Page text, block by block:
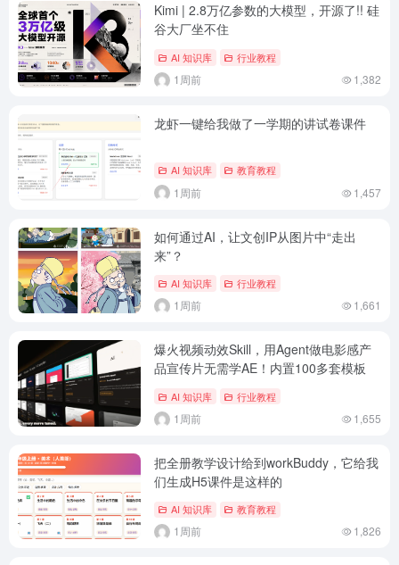
Kimi | 2.8万亿参数的大模型，开源了!! 硅
谷大厂坐不住
AI 知识库 行业教程
1周前 1,382
龙虾一键给我做了一学期的讲试卷课件
AI 知识库 教育教程
1周前 1,457
如何通过AI，让文创IP从图片中“走出
来”？
AI 知识库 行业教程
1周前 1,661
爆火视频动效Skill，用Agent做电影感产
品宣传片无需学AE！内置100多套模板
AI 知识库 行业教程
1周前 1,655
把全册教学设计给到workBuddy，它给我
们生成H5课件是这样的
AI 知识库 教育教程
1周前 1,826